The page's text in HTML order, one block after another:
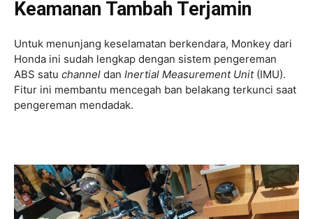
Keamanan Tambah Terjamin
Untuk menunjang keselamatan berkendara, Monkey dari
Honda ini sudah lengkap dengan sistem pengereman
ABS satu channel dan Inertial Measurement Unit (IMU).
Fitur ini membantu mencegah ban belakang terkunci saat
pengereman mendadak.